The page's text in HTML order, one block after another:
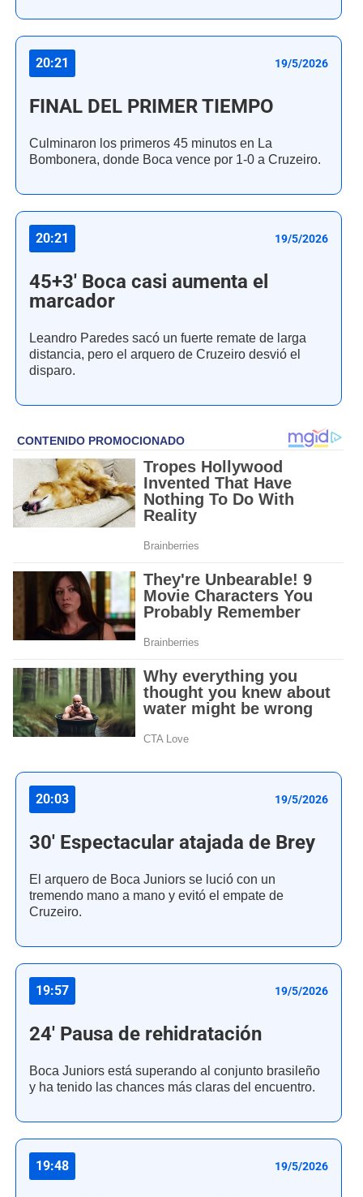
20:21 19/5/2026
FINAL DEL PRIMER TIEMPO
Culminaron los primeros 45 minutos en La
Bombonera, donde Boca vence por 1-0 a Cruzeiro.
20:21 19/5/2026
45+3' Boca casi aumenta el
marcador
Leandro Paredes sacó un fuerte remate de larga
distancia, pero el arquero de Cruzeiro desvió el
disparo.
20:03 19/5/2026
30' Espectacular atajada de Brey
El arquero de Boca Juniors se lució con un
tremendo mano a mano y evitó el empate de
Cruzeiro.
19:57 19/5/2026
24' Pausa de rehidratación
Boca Juniors está superando al conjunto brasileño
y ha tenido las chances más claras del encuentro.
19:48 19/5/2026